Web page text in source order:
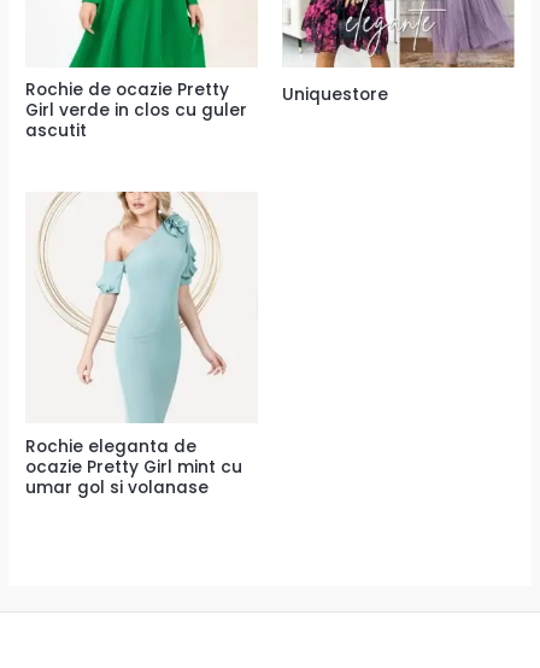
Rochie de ocazie Pretty
Girl verde in clos cu guler
ascutit
Uniquestore
Rochie eleganta de
ocazie Pretty Girl mint cu
umar gol si volanase